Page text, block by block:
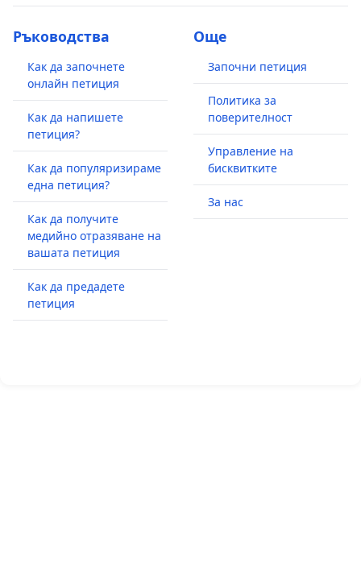
Ръководства
Как да започнете
онлайн петиция
Как да напишете
петиция?
Как да популяризираме
една петиция?
Как да получите
медийно отразяване на
вашата петиция
Как да предадете
петиция
Още
Започни петиция
Политика за
поверителност
Управление на
бисквитките
За нас